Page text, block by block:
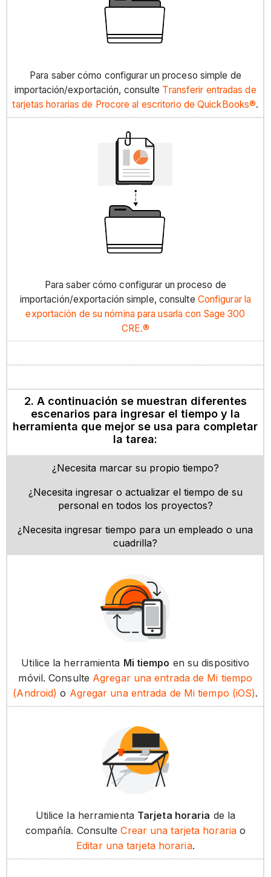
Para saber cómo configurar un proceso simple de
importación/exportación, consulte Transferir entradas de
tarjetas horarias de Procore al escritorio de QuickBooks®.
Para saber cómo configurar un proceso de
importación/exportación simple, consulte Configurar la
exportación de su nómina para usarla con Sage 300
CRE.®
2. A continuación se muestran diferentes
escenarios para ingresar el tiempo y la
herramienta que mejor se usa para completar
la tarea:
¿Necesita marcar su propio tiempo?
¿Necesita ingresar o actualizar el tiempo de su
personal en todos los proyectos?
¿Necesita ingresar tiempo para un empleado o una
cuadrilla?
Utilice la herramienta Mi tiempo en su dispositivo
móvil. Consulte Agregar una entrada de Mi tiempo
(Android) o Agregar una entrada de Mi tiempo (iOS).
Utilice la herramienta Tarjeta horaria de la
compañía. ConsulteCrear una tarjeta horaria o
Editar una tarjeta horaria.